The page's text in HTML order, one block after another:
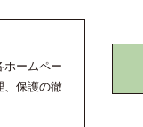
ホームペー
、保護の徹